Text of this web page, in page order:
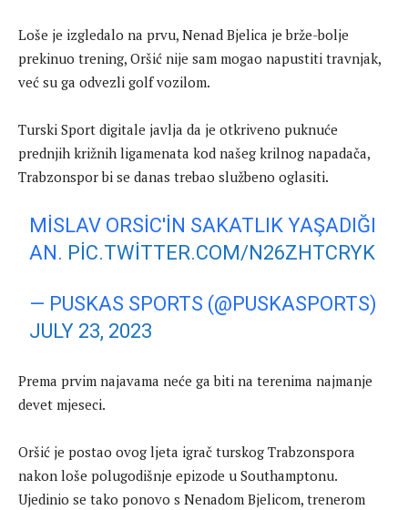
Loše je izgledalo na prvu, Nenad Bjelica je brže-bolje
prekinuo trening, Oršić nije sam mogao napustiti travnjak,
već su ga odvezli golf vozilom.
Turski Sport digitale javlja da je otkriveno puknuće
prednjih križnih ligamenata kod našeg krilnog napadača,
Trabzonspor bi se danas trebao službeno oglasiti.
MISLAV ORSIC'IN SAKATLIK YAŞADIĞI
AN. PIC.TWITTER.COM/N26ZHTCRYK
— PUSKAS SPORTS (@PUSKASPORTS)
JULY 23, 2023
Prema prvim najavama neće ga biti na terenima najmanje
devet mjeseci.
Oršić je postao ovog ljeta igrač turskog Trabzonspora
nakon loše polugodišnje epizode u Southamptonu.
Ujedinio se tako ponovo s Nenadom Bjelicom, trenerom